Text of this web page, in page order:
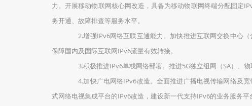
力。开展移动物联网核心网改造，具备为移动物联网终端分配固定
务开通、故障排查等服务水平。
2.增强IPv6网络互联互通能力。加快推进互联网交换中心（
保障国内及国际互联网IPv6流量有效转接。
3.积极推进IPv6单栈网络部署。推进5G独立组网（SA）、物
4.加快广电网络IPv6改造。全面推进广播电视传输网络及宽
式网络电视集成平台的IPv6改造，建设新一代支持IPv6的业务服务平